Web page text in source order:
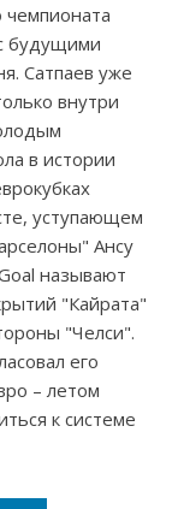
чемпионата
будущими
Сатпаев уже
внутри
в истории
уступающем
Ансу
называют
"Кайрата"
"Челси".
его
– летом
к системе